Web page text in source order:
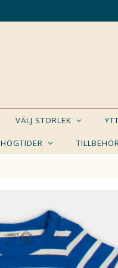
VÄLJ STORLEK
HÖGTIDER
KANSKE NÅGON